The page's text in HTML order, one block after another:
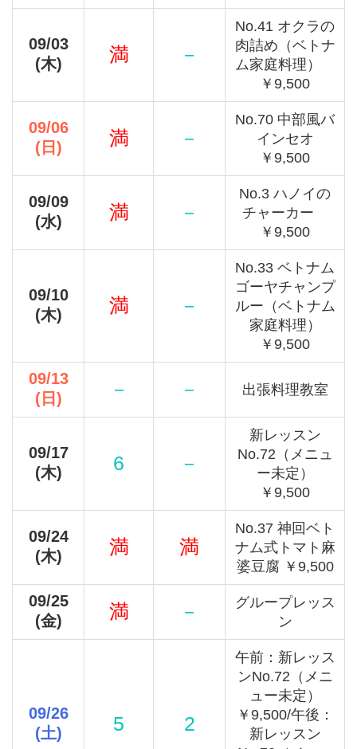
09/03
(木)
満 －
No.41 オクラの
肉詰め（ベトナ
ム家庭料理）
￥9,500
09/06
(日)
満 －
No.70 中部風バ
インセオ
￥9,500
09/09
(水)
満 －
No.3 ハノイの
チャーカー
￥9,500
09/10
(木)
満 －
No.33 ベトナム
ゴーヤチャンプ
ルー（ベトナム
家庭料理）
￥9,500
09/13
(日)
－ － 出張料理教室
09/17
(木)
6 －
新レッスン
No.72（メニュ
ー未定）
￥9,500
09/24
(木)
満 満
No.37 神回ベト
ナム式トマト麻
婆豆腐 ￥9,500
09/25
(金)
満 －
グループレッス
ン
09/26
(土)
5 2
午前：新レッス
ンNo.72（メニ
ュー未定）
￥9,500/午後：
新レッスン